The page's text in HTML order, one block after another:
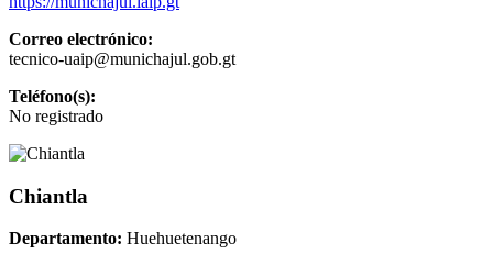
Correo electrónico:
tecnico-uaip@munichajul.gob.gt
Teléfono(s):
No registrado
Chiantla
Departamento: Huehuetenango